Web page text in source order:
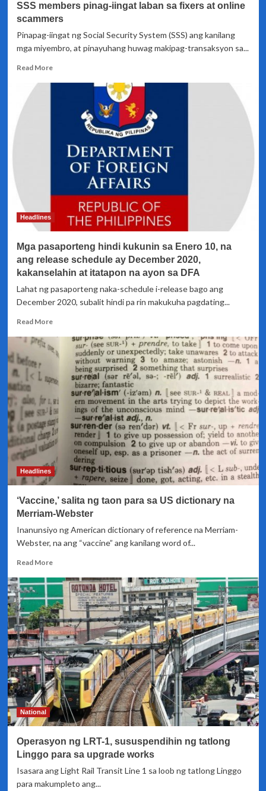
SSS members pinag-iingat laban sa fixers at online
scammers
Pinapag-iingat ng Social Security System (SSS) ang kanilang
mga miyembro, at pinayuhang huwag makipag-transaksyon sa...
Read MoreRead
members
laban
fixers
scammers
Headlines
Mga pasaporteng hindi kukunin sa Enero 10, na
ang release schedule ay December 2020,
kakanselahin at itatapon na ayon sa DFA
Lahat ng pasaporteng naka-schedule i-release bago ang
December 2020, subalit hindi pa rin makukuha pagdating...
Read MoreRead
Mga
pasaporteng
hindi
kukunin
sa
Enero
10,
na
ang
release
schedule
ay
2020,
kakanselahin
itatapon
na
DFA
Headlines
‘Vaccine,’ salita ng taon para sa US dictionary na
Merriam-Webster
Inanunsiyo ng American dictionary of reference na Merriam-
Webster, na ang “vaccine” ang kanilang word of...
Read MoreRead
about
‘Vaccine,’
salita
ng
taon
para
sa
US
dictionary
na
Merriam-
Webster
National
Operasyon ng LRT-1, sususpendihin ng tatlong
Linggo para sa upgrade works
Isasara ang Light Rail Transit Line 1 sa loob ng tatlong Linggo
para makumpleto ang...